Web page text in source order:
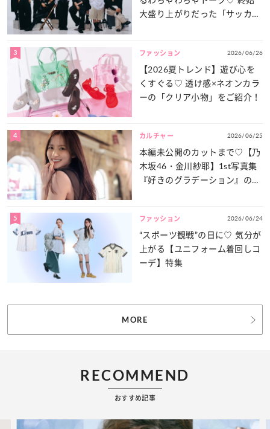
大盛り上がりだった「サッカー
3 ファッション 2026/06/26
【2026夏トレンド】遊び心を
くすぐる♡ 透け感×ネオンカラ
ーの「クリア小物」をご紹介！
4 カルチャー 2026/06/25
本編未公開のカットまで♡【乃
木坂46・金川紗耶】1st写真集
『好きのグラデーション』の魅
5 ファッション 2026/06/24
“スポーツ観戦”の日に♡ 気分が
上がる【ユニフォーム着回しコ
ーデ】特集
MORE
RECOMMEND
おすすめ記事